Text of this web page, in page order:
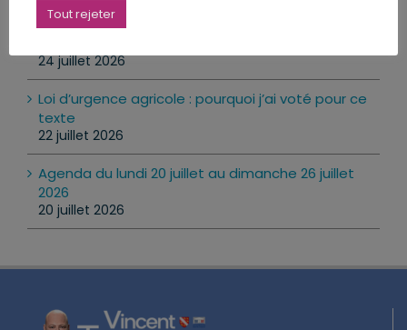
Les réseaux sociaux interdits aux moins de 15 ans
24 juillet 2026
Loi d’urgence agricole : pourquoi j’ai voté pour ce
texte
22 juillet 2026
Agenda du lundi 20 juillet au dimanche 26 juillet
2026
20 juillet 2026
Tout rejeter